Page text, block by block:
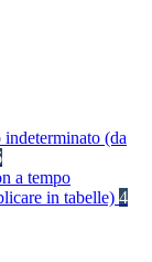
indeterminato (da
a tempo
in tabelle) 4